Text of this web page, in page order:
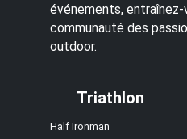
événements,
communauté des
outdoor.
Triathlon
Half Ironman